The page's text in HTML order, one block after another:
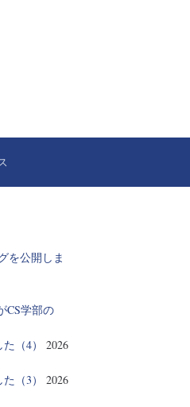
を公開しま
CS学部の
（4）
2026
（3）
2026